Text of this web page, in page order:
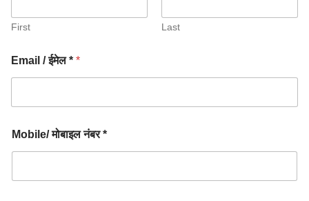
First Last
Email / ईमेल * *
Mobile/ मोबाइल नंबर *